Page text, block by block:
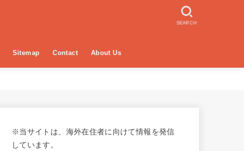
Sitemap Contact About Us
SEARCH
※当サイトは、海外在住者に向けて情報を発信
しています。